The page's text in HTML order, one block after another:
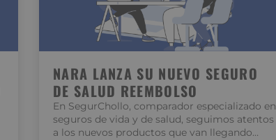
NARA LANZA SU NUEVO SEGURO
DE SALUD REEMBOLSO
En SegurChollo, comparador especializado en
seguros de vida y de salud, seguimos atentos
a los nuevos productos que van llegando…